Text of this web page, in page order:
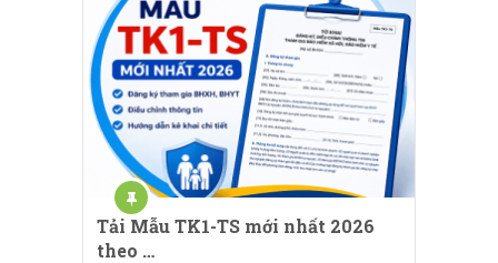
Tải Mẫu TK1-TS mới nhất 2026
theo …